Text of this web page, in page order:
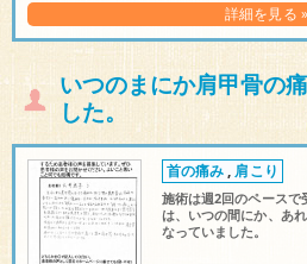
詳細を見る »
いつのまにか肩甲骨の
した。
首の痛み, 肩こり
施術は週2回のペースで
は、いつの間にか、あ
なっていました。